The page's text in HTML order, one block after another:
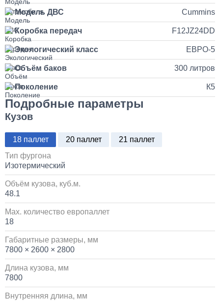
35 000
1 день
Установка продувочного пистолета в кабину
3 500
самосвального кузова
1 день
Установка сдвоенной двухрядной кабины с
увеличенным салоном
Модель ДВС Cummins
Коробка передач F12JZ24DD
Экологический класс ЕВРО-5
Объём баков 300 литров
Поколение К5
Подробные параметры
Кузов
18 паллет 20 паллет
21 паллет
Тип фургона
Изотермический
Объём кузова, куб.м.
48.1
Max. количество европаллет
18
Габаритные размеры, мм
7800 × 2600 × 2800
Длина кузова, мм
7800
Внутренняя длина, мм